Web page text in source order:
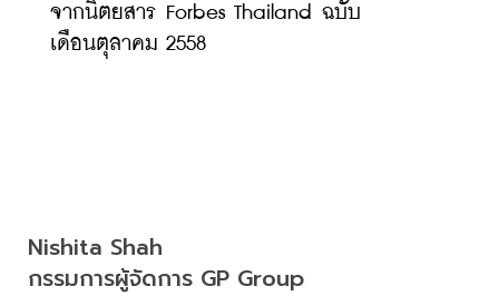
จากนิตยสาร Forbes Thailand ฉบับ
เดือนตุลาคม 2558
Nishita Shah
กรรมการผู้จัดการ GP Group